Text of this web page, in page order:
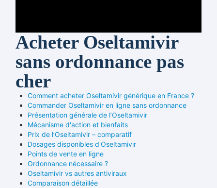
Acheter Oseltamivir
sans ordonnance pas
cher
Comment acheter Oseltamivir générique en France ?
Commander Oseltamivir en ligne sans ordonnance
Présentation générale de l’Oseltamivir
Mécanisme d'action et bienfaits
Prix de l’Oseltamivir – comparatif
Dosages disponibles d'Oseltamivir
Points de vente en ligne
Ordonnance nécessaire ?
Oseltamivir vs autres antiviraux
Comparaison détaillée